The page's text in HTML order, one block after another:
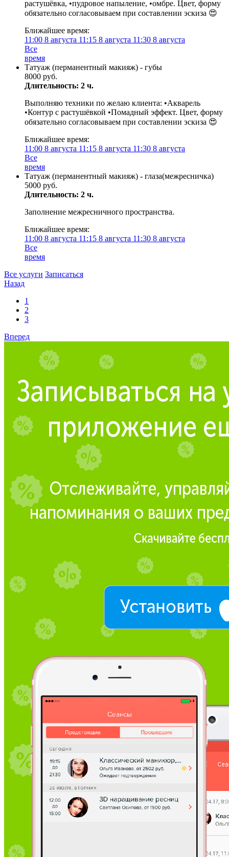
растушёвка, •пудровое напыление, •омбре. Цвет, форму
обязательно согласовываем при составлении эскиза 😍
Ближайшее время:
11:00 8 августа 11:15 8 августа 11:30 8 августа
Все
время
Татуаж (перманентный макияж) - губы
8000 руб.
Длительность: 2 ч.
Выполняю техники по желаю клиента: •Акварель
•Контур с растушёвкой •Помадный эффект. Цвет, форму
обязательно согласовываем при составлении эскиза 😍
Ближайшее время:
11:00 8 августа 11:15 8 августа 11:30 8 августа
Все
время
Татуаж (перманентный макияж) - глаза(межресничка)
5000 руб.
Длительность: 2 ч.
Заполнение межресничного пространства.
Ближайшее время:
11:00 8 августа 11:15 8 августа 11:30 8 августа
Все
время
Все услуги Записаться
Назад
1
2
3
Вперед